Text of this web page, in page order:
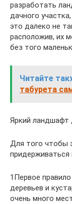
разработать
дачного
это далеко не
расположив, их
без того
Читайте
табурета
Яркий ландшафт
Для того чтобы
придерживаться
1Первое
деревьев и
очень много